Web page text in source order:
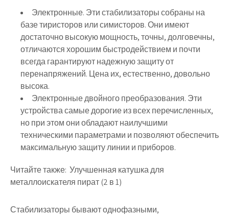
Электронные. Эти стабилизаторы собраны на
базе тиристоров или симисторов. Они имеют
достаточно высокую мощность, точны, долговечны,
отличаются хорошим быстродействием и почти
всегда гарантируют надежную защиту от
перенапряжений. Цена их, естественно, довольно
высока.
Электронные двойного преобразования. Эти
устройства самые дорогие из всех перечисленных,
но при этом они обладают наилучшими
техническими параметрами и позволяют обеспечить
максимальную защиту линии и приборов.
Читайте также: Улучшенная катушка для
металлоискателя пират (2 в 1)
Стабилизаторы бывают однофазными,